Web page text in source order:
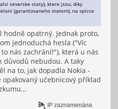
severske staty), ktere jsou, diky
(garantovaneho statem), na spicce
hodně opatrný. Jednak proto,
jednoduchá hesla ("Víc
nás zachrání!"), která u nás
důvodů nebudou. A taky
na to, jak dopadla Nokia -
učebnicový příklad
IP zaznamenána